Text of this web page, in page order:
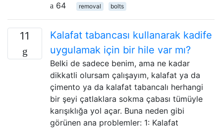
64
removal bolts
11
Kalafat tabancası kullanarak kadife
uygulamak için bir hile var mı?
Belki de sadece benim, ama ne kadar
dikkatli olursam çalışayım, kalafat ya da
çimento ya da kalafat tabancalı herhangi
bir şeyi çatlaklara sokma çabası tümüyle
karışıklığa yol açar. Buna neden gibi
görünen ana problemler: 1: Kalafat